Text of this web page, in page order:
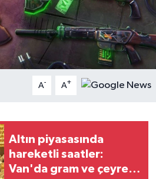
A- A+
Altın piyasasında
hareketli saatler:
Van'da gram ve çeyrek